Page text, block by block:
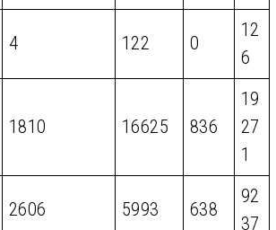
4 122 0
12
6
1810 16625 836
19
27
1
2606 5993 638
92
37